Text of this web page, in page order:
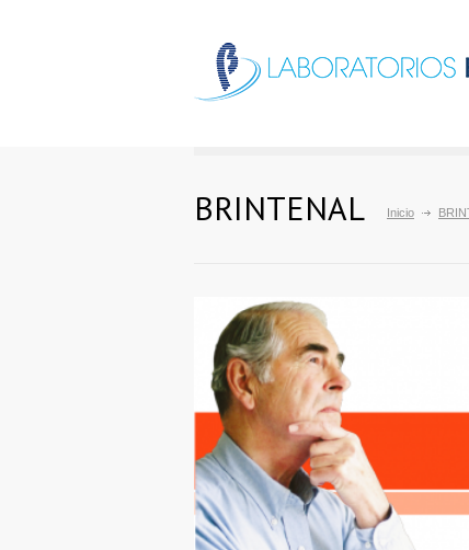
BRINTENAL Inicio